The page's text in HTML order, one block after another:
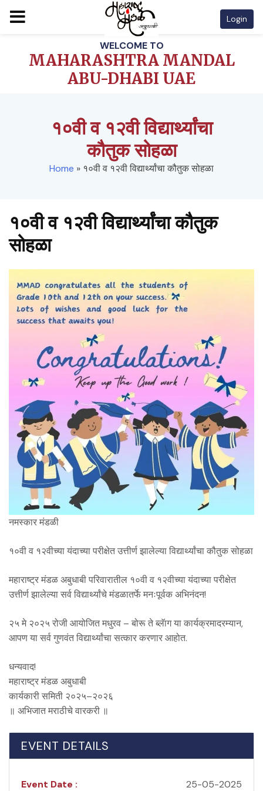
content
WELCOME TO
MAHARASHTRA MANDAL
ABU-DHABI UAE
Login
१०वी व १२वी विद्यार्थ्यांचा
कौतुक सोहळा
Home » १०वी व १२वी विद्यार्थ्यांचा कौतुक सोहळा
१०वी व १२वी विद्यार्थ्यांचा कौतुक
सोहळा
नमस्कार मंडळी
१०वी व १२वीच्या यंदाच्या परीक्षेत उत्तीर्ण झालेल्या विद्यार्थ्यांचा कौतुक सोहळा
महाराष्ट्र मंडळ अबुधाबी परिवारातील १०वी व १२वीच्या यंदाच्या परीक्षेत
उत्तीर्ण झालेल्या सर्व विद्यार्थ्यांचे मंडळातर्फे मनःपूर्वक अभिनंदन!
२५ मे २०२५ रोजी आयोजित मधुरव – बोरू ते ब्लॅाग या कार्यक्रमादरम्यान,
आपण या सर्व गुणवंत विद्यार्थ्यांचा सत्कार करणार आहोत.
धन्यवाद!
महाराष्ट्र मंडळ अबुधाबी
कार्यकारी समिती २०२५–२०२६
॥ अभिजात मराठीचे वारकरी ॥
EVENT DETAILS
Event Date : 25-05-2025